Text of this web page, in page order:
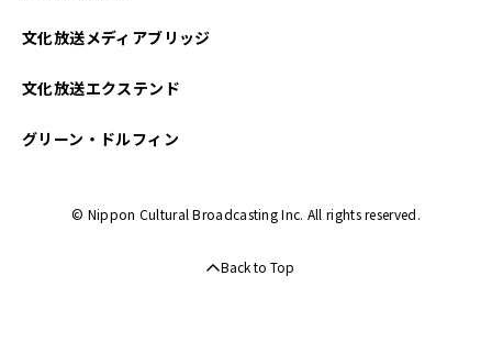
文化放送メディアブリッジ
文化放送エクステンド
グリーン・ドルフィン
© Nippon Cultural Broadcasting Inc. All rights reserved.
Back to Top